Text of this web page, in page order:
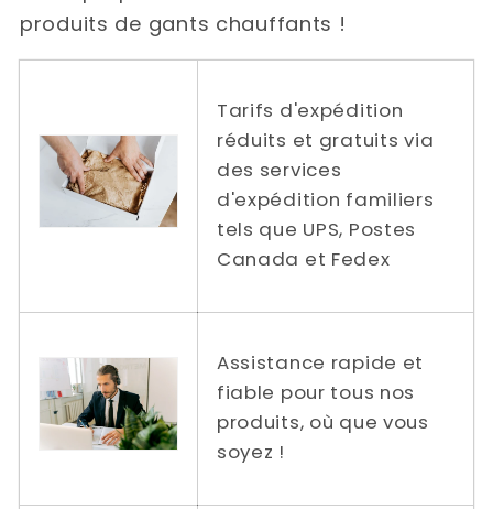
produits de gants chauffants !
Tarifs d'expédition
réduits et gratuits via
des services
d'expédition familiers
tels que UPS, Postes
Canada et Fedex
Assistance rapide et
fiable pour tous nos
produits, où que vous
soyez !